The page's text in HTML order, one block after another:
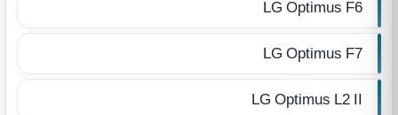
LG Optimus F6
LG Optimus F7
LG Optimus L2 II